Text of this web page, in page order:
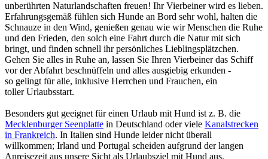
unberührten Naturlandschaften freuen! Ihr Vierbeiner wird es lieben.
Erfahrungsgemäß fühlen sich Hunde an Bord sehr wohl, halten die
Schnauze in den Wind, genießen genau wie wir Menschen die Ruhe
und den Frieden, den solch eine Fahrt durch die Natur mit sich
bringt, und finden schnell ihr persönliches Lieblingsplätzchen.
Gehen Sie alles in Ruhe an, lassen Sie Ihren Vierbeiner das Schiff
vor der Abfahrt beschnüffeln und alles ausgiebig erkunden -
so gelingt für alle, inklusive Herrchen und Frauchen, ein
toller Urlaubsstart.
Besonders gut geeignet für einen Urlaub mit Hund ist z. B. die
Mecklenburger Seenplatte in Deutschland oder viele Kanalstrecken
in Frankreich. In Italien sind Hunde leider nicht überall
willkommen; Irland und Portugal scheiden aufgrund der langen
Anreisezeit aus unsere Sicht als Urlaubsziel mit Hund aus.